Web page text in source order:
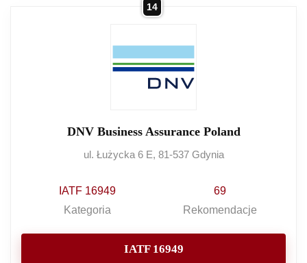
14
DNV Business Assurance Poland
ul. Łużycka 6 E, 81-537 Gdynia
IATF 16949
Kategoria
69
Rekomendacje
IATF 16949